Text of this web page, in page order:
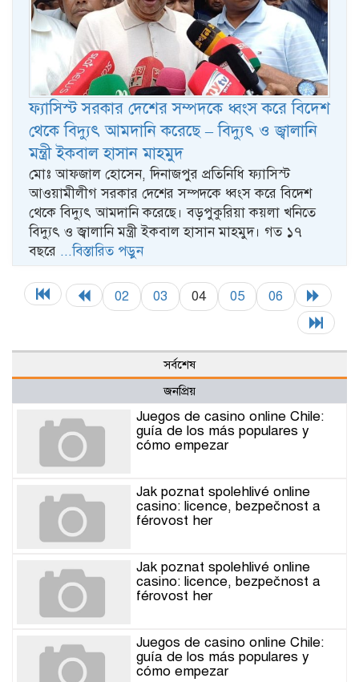
ফ্যাসিস্ট সরকার দেশের সম্পদকে ধ্বংস করে বিদেশ
থেকে বিদ্যুৎ আমদানি করেছে – বিদ্যুৎ ও জ্বালানি
মন্ত্রী ইকবাল হাসান মাহমুদ
মোঃ আফজাল হোসেন, দিনাজপুর প্রতিনিধি ফ্যাসিস্ট
আওয়ামীলীগ সরকার দেশের সম্পদকে ধ্বংস করে বিদেশ
থেকে বিদ্যুৎ আমদানি করেছে। বড়পুকুরিয়া কয়লা খনিতে
বিদ্যুৎ ও জ্বালানি মন্ত্রী ইকবাল হাসান মাহমুদ। গত ১৭
বছরে ...বিস্তারিত পড়ুন
02 03 04 05 06
সর্বশেষ
জনপ্রিয়
Juegos de casino online Chile:
guía de los más populares y
cómo empezar
Jak poznat spolehlivé online
casino: licence, bezpečnost a
férovost her
Jak poznat spolehlivé online
casino: licence, bezpečnost a
férovost her
Juegos de casino online Chile:
guía de los más populares y
cómo empezar